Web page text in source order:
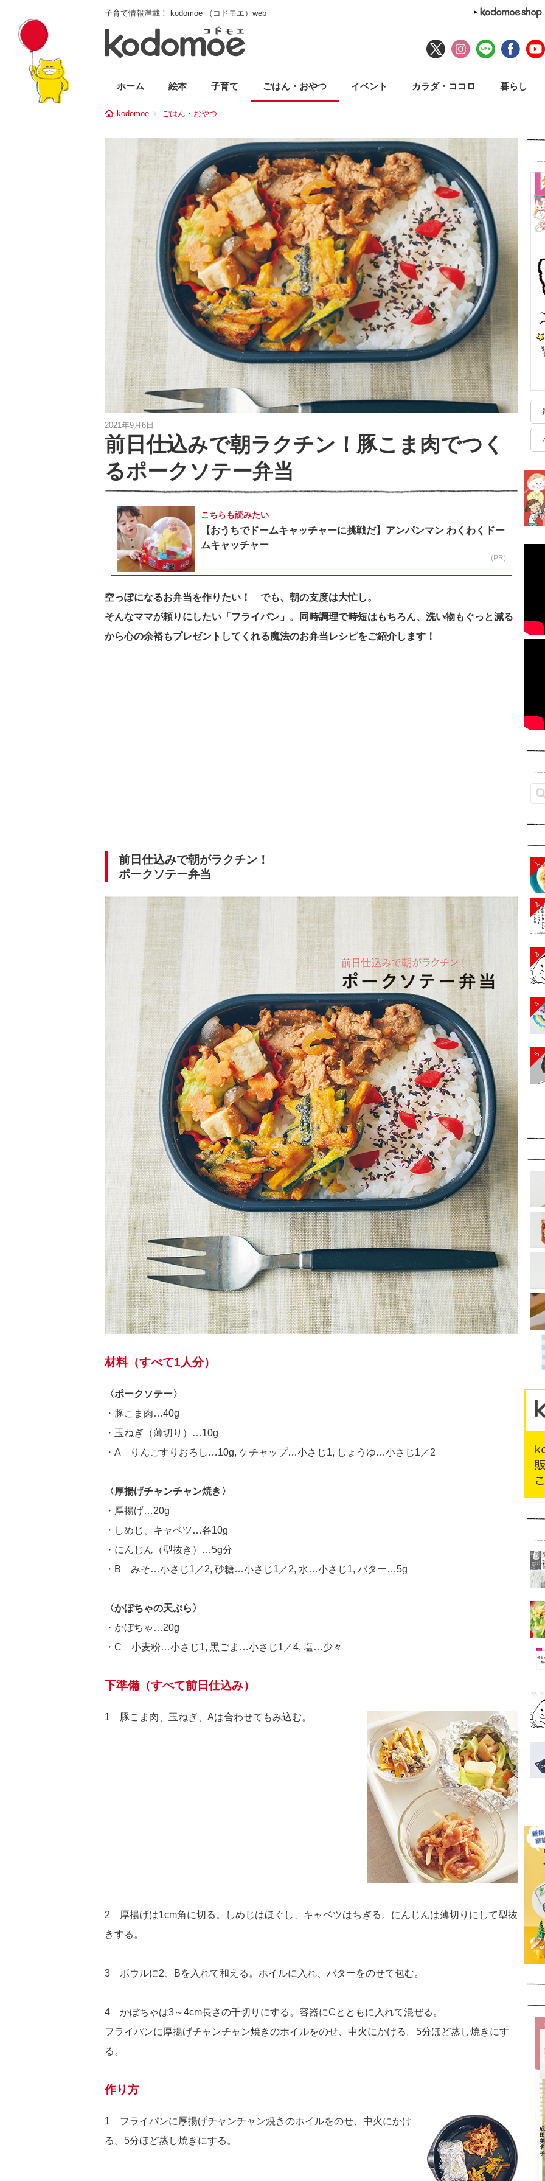
子育て情報満載！ kodomoe （コドモエ）web
ホーム 絵本 子育て ごはん・おやつ イベント カラダ・ココロ 暮らし
kodomoe ごはん・おやつ
2021年9月6日
前日仕込みで朝ラクチン！豚こま肉でつく
るポークソテー弁当
こちらも読みたい
【おうちでドームキャッチャーに挑戦だ】アンパンマン わくわくドー
ムキャッチャー
(PR)
空っぽになるお弁当を作りたい！ でも、朝の支度は大忙し。
そんなママが頼りにしたい「フライパン」。同時調理で時短はもちろん、洗い物もぐっと減る
から心の余裕もプレゼントしてくれる魔法のお弁当レシピをご紹介します！
前日仕込みで朝がラクチン！
ポークソテー弁当
材料（すべて1人分）
〈ポークソテー〉
・豚こま肉…40g
・玉ねぎ（薄切り）…10g
・A りんごすりおろし…10g, ケチャップ…小さじ1, しょうゆ…小さじ1／2
〈厚揚げチャンチャン焼き〉
・厚揚げ…20g
・しめじ、キャベツ…各10g
・にんじん（型抜き）…5g分
・B みそ…小さじ1／2, 砂糖…小さじ1／2, 水…小さじ1, バター…5g
〈かぼちゃの天ぷら〉
・かぼちゃ…20g
・C 小麦粉…小さじ1, 黒ごま…小さじ1／4, 塩…少々
下準備（すべて前日仕込み）
1 豚こま肉、玉ねぎ、Aは合わせてもみ込む。
2 厚揚げは1cm角に切る。しめじはほぐし、キャベツはちぎる。にんじんは薄切りにして型抜
きする。
3 ボウルに2、Bを入れて和える。ホイルに入れ、バターをのせて包む。
4 かぼちゃは3～4cm長さの千切りにする。容器にCとともに入れて混ぜる。
フライパンに厚揚げチャンチャン焼きのホイルをのせ、中火にかける。5分ほど蒸し焼きにす
る。
作り方
1 フライパンに厚揚げチャンチャン焼きのホイルをのせ、中火にかけ
る。5分ほど蒸し焼きにする。
1
2
3
4
5